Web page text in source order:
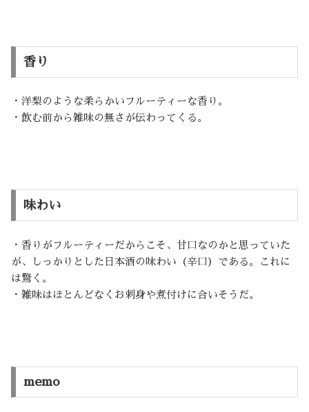
香り
・洋梨のような柔らかいフルーティーな香り。
・飲む前から雑味の無さが伝わってくる。
味わい
・香りがフルーティーだからこそ、甘口なのかと思っていた
が、しっかりとした日本酒の味わい（辛口）である。これに
は驚く。
・雑味はほとんどなくお刺身や煮付けに合いそうだ。
memo